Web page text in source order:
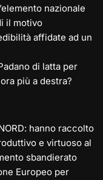
nazionale
il motivo
affidate ad un
di latta per
più a destra?
hanno raccolto
e virtuoso al
sbandierato
Europeo per